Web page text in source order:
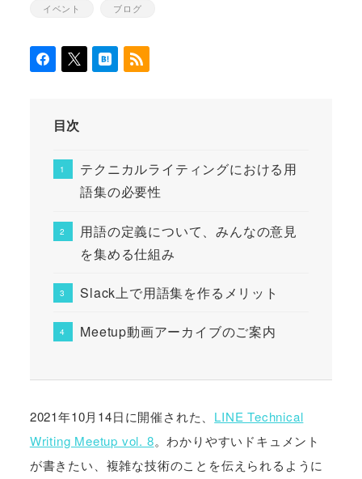
カテゴリー
イベント カテゴリー
ブログ
目次
テクニカルライティングにおける用
語集の必要性
用語の定義について、みんなの意見
を集める仕組み
Slack上で用語集を作るメリット
Meetup動画アーカイブのご案内
2021年10月14日に開催された、 LINE Technical
Writing Meetup vol. 8。わかりやすいドキュメント
が書きたい、複雑な技術のことを伝えられるように